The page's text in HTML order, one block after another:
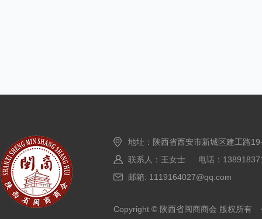
地址：陕西省西安市新城区建工路
联系人：王女士 电话：
邮箱: 1119164027@qq.com
Copyright © 陕西省闽商商会 版权所有